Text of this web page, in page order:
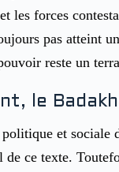
les forces
pas atteint
reste un
le
et sociale
de ce texte.